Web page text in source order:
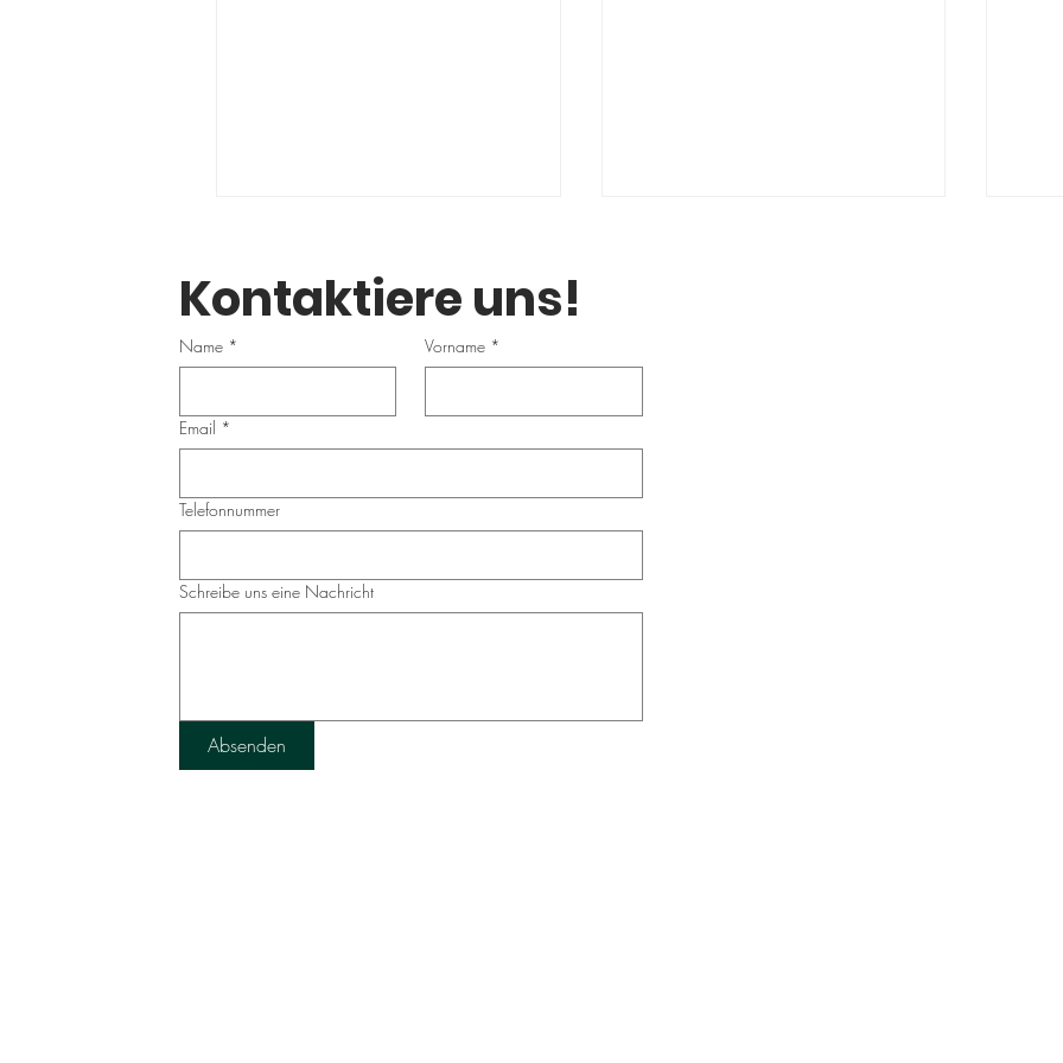
Sommer nutzen und
langfristig gesund
den Sommer
Kontaktiere uns!
Name * Vorname *
Email *
Telefonnummer
Schreibe uns eine Nachricht
Absenden